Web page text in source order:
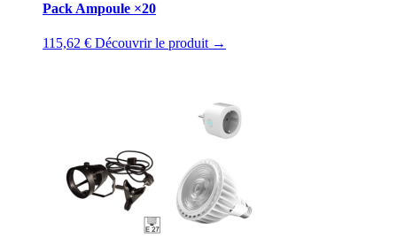
Pack Ampoule ×20
115,62 € Découvrir le produit →